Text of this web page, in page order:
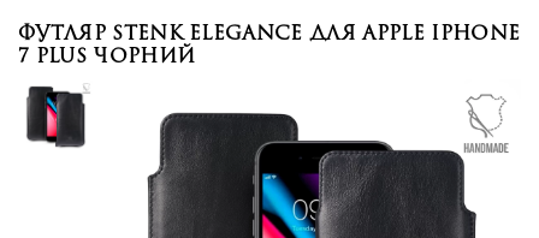
Футляр Stenk Elegance для Apple iPhone
7 Plus Чорний